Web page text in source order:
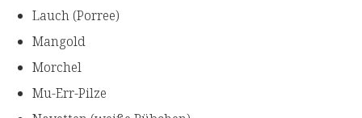
Lauch (Porree)
Mangold
Morchel
Mu-Err-Pilze